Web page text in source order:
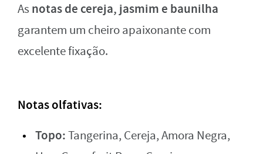
As notas de cereja, jasmim e baunilha
garantem um cheiro apaixonante com
excelente fixação.
Notas olfativas:
Topo:Tangerina, Cereja, Amora Negra,